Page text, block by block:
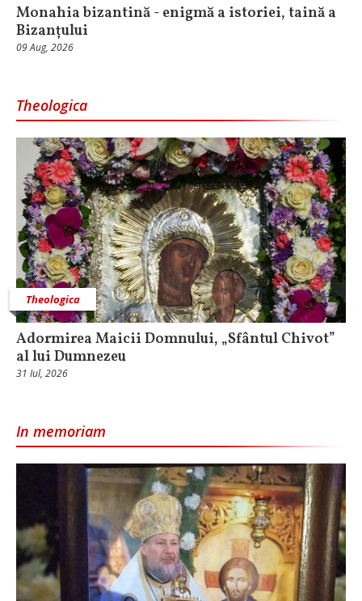
Monahia bizantină - enigmă a istoriei, taină a
Bizanțului
09 Aug, 2026
Theologica
Theologica
Adormirea Maicii Domnului, „Sfântul Chivot”
al lui Dumnezeu
31 Iul, 2026
In memoriam